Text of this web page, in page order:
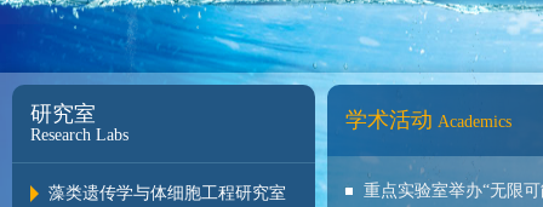
研究室
Research Labs
藻类遗传学与体细胞工程研究室
学术活动 Academics
重点实验室举办“无限